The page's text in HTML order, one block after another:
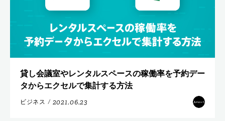
貸し会議室やレンタルスペースの稼働率を予約デー
タからエクセルで集計する方法
ビジネス / 2021.06.23